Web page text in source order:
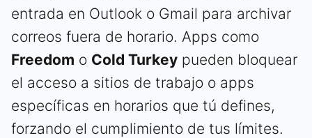
entrada en Outlook o Gmail para archivar
correos fuera de horario. Apps como
Freedom o Cold Turkey pueden bloquear
el acceso a sitios de trabajo o apps
específicas en horarios que tú defines,
forzando el cumplimiento de tus límites.